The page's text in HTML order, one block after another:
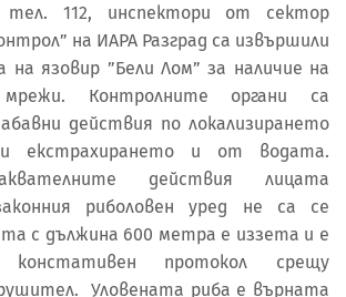
112, инспектори от сектор
на ИАРА Разград са извършили
на язовир ”Бели Лом” за наличие на
мрежи. Контролните органи са
действия по локализирането
екстрахирането и от водата.
действия лицата
риболовен уред не са се
с дължина 600 метра е иззета и е
протокол срещу
Уловената риба е върната